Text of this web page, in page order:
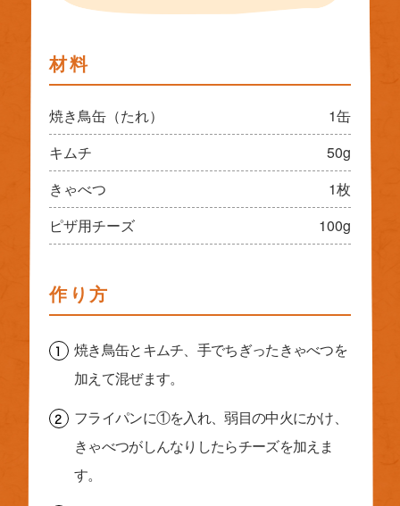
材料
焼き鳥缶（たれ）
1缶
キムチ
50g
きゃべつ
1枚
ピザ用チーズ
100g
作り方
焼き鳥缶とキムチ、手でちぎったきゃべつを
加えて混ぜます。
フライパンに①を入れ、弱目の中火にかけ、
きゃべつがしんなりしたらチーズを加えま
す。